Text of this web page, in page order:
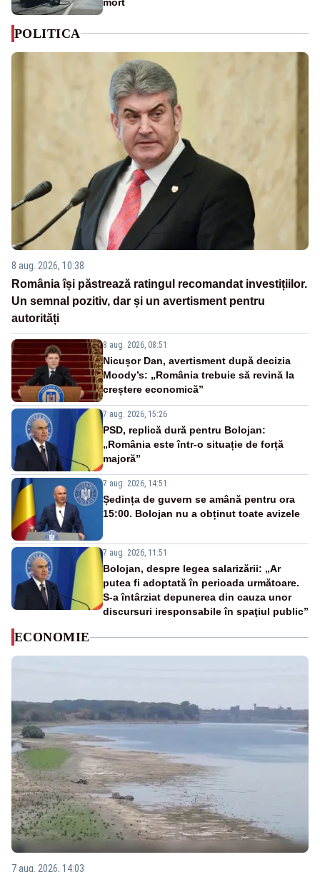
POLITICA
8 aug. 2026, 10:38
România își păstrează ratingul recomandat investițiilor.
Un semnal pozitiv, dar și un avertisment pentru
autorități
8 aug. 2026, 08:51
Nicușor Dan, avertisment după decizia
Moody’s: „România trebuie să revină la
creștere economică”
7 aug. 2026, 15:26
PSD, replică dură pentru Bolojan:
„România este într-o situație de forță
majoră”
7 aug. 2026, 14:51
Ședința de guvern se amână pentru ora
15:00. Bolojan nu a obținut toate avizele
7 aug. 2026, 11:51
Bolojan, despre legea salarizării: „Ar
putea fi adoptată în perioada următoare.
S-a întârziat depunerea din cauza unor
discursuri iresponsabile în spaţiul public”
ECONOMIE
7 aug. 2026, 14:03